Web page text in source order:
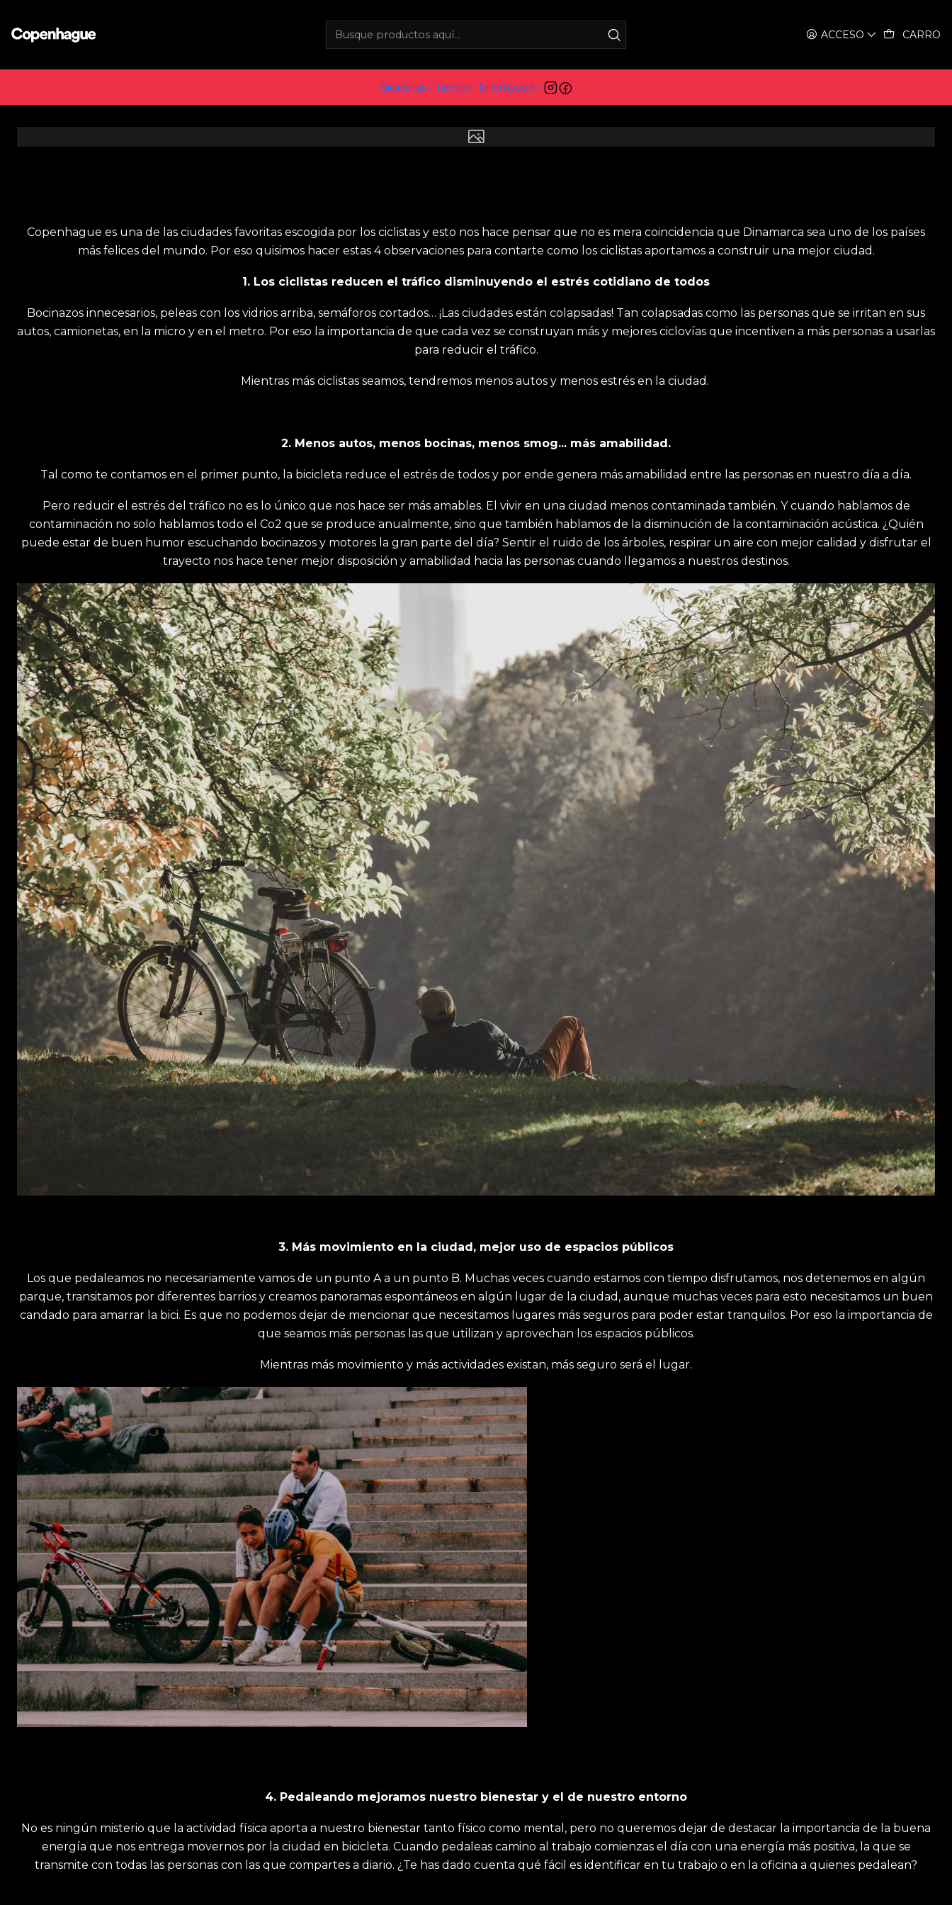
ACCESO CARRO
Bicicletas Tienda TallerAyuda
4 razones de por qué una ciudad con más ciclistas es una ciudad más feliz
Copenhague es una de las ciudades favoritas escogida por los ciclistas y esto nos hace pensar que no es mera coincidencia que Dinamarca sea uno de los países
más felices del mundo. Por eso quisimos hacer estas 4 observaciones para contarte como los ciclistas aportamos a construir una mejor ciudad.
1. Los ciclistas reducen el tráfico disminuyendo el estrés cotidiano de todos
Bocinazos innecesarios, peleas con los vidrios arriba, semáforos cortados… ¡Las ciudades están colapsadas! Tan colapsadas como las personas que se irritan en sus
autos, camionetas, en la micro y en el metro. Por eso la importancia de que cada vez se construyan más y mejores ciclovías que incentiven a más personas a usarlas
para reducir el tráfico.
Mientras más ciclistas seamos, tendremos menos autos y menos estrés en la ciudad.
2. Menos autos, menos bocinas, menos smog... más amabilidad.
Tal como te contamos en el primer punto, la bicicleta reduce el estrés de todos y por ende genera más amabilidad entre las personas en nuestro día a día.
Pero reducir el estrés del tráfico no es lo único que nos hace ser más amables. El vivir en una ciudad menos contaminada también. Y cuando hablamos de
contaminación no solo hablamos todo el Co2 que se produce anualmente, sino que también hablamos de la disminución de la contaminación acústica. ¿Quién
puede estar de buen humor escuchando bocinazos y motores la gran parte del día? Sentir el ruido de los árboles, respirar un aire con mejor calidad y disfrutar el
trayecto nos hace tener mejor disposición y amabilidad hacia las personas cuando llegamos a nuestros destinos.
3. Más movimiento en la ciudad, mejor uso de espacios públicos
Los que pedaleamos no necesariamente vamos de un punto A a un punto B. Muchas veces cuando estamos con tiempo disfrutamos, nos detenemos en algún
parque, transitamos por diferentes barrios y creamos panoramas espontáneos en algún lugar de la ciudad, aunque muchas veces para esto necesitamos un buen
candado para amarrar la bici. Es que no podemos dejar de mencionar que necesitamos lugares más seguros para poder estar tranquilos. Por eso la importancia de
que seamos más personas las que utilizan y aprovechan los espacios públicos.
Mientras más movimiento y más actividades existan, más seguro será el lugar.
4. Pedaleando mejoramos nuestro bienestar y el de nuestro entorno
No es ningún misterio que la actividad física aporta a nuestro bienestar tanto físico como mental, pero no queremos dejar de destacar la importancia de la buena
energía que nos entrega movernos por la ciudad en bicicleta. Cuando pedaleas camino al trabajo comienzas el día con una energía más positiva, la que se
transmite con todas las personas con las que compartes a diario. ¿Te has dado cuenta qué fácil es identificar en tu trabajo o en la oficina a quienes pedalean?